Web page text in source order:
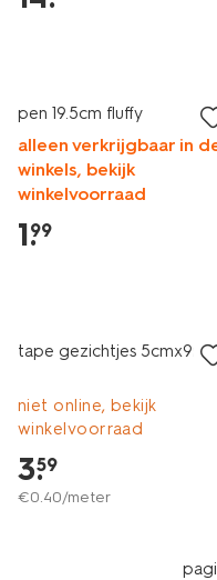
pen 19.5cm fluffy
alleen verkrijgbaar in
winkels, bekijk
winkelvoorraad
1.
99
tape gezichtjes 5cmx9m
niet online, bekijk
winkelvoorraad
3.
59
€0.40/meter